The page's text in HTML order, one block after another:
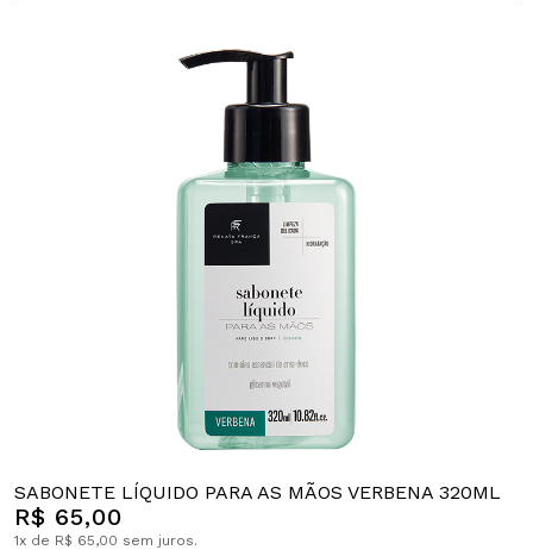
SABONETE LÍQUIDO PARA AS MÃOS VERBENA 320ML
R$ 65,00
1x de R$ 65,00 sem juros.